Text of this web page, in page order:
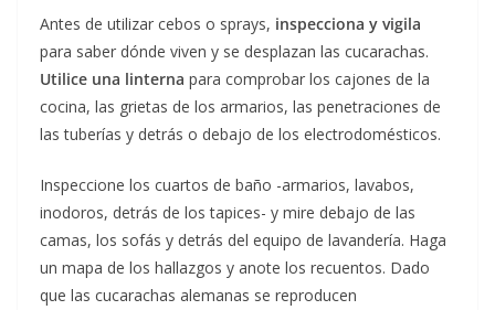
Antes de utilizar cebos o sprays, inspecciona y vigila
para saber dónde viven y se desplazan las cucarachas.
Utilice una linterna para comprobar los cajones de la
cocina, las grietas de los armarios, las penetraciones de
las tuberías y detrás o debajo de los electrodomésticos.
Inspeccione los cuartos de baño -armarios, lavabos,
inodoros, detrás de los tapices- y mire debajo de las
camas, los sofás y detrás del equipo de lavandería. Haga
un mapa de los hallazgos y anote los recuentos. Dado
que las cucarachas alemanas se reproducen